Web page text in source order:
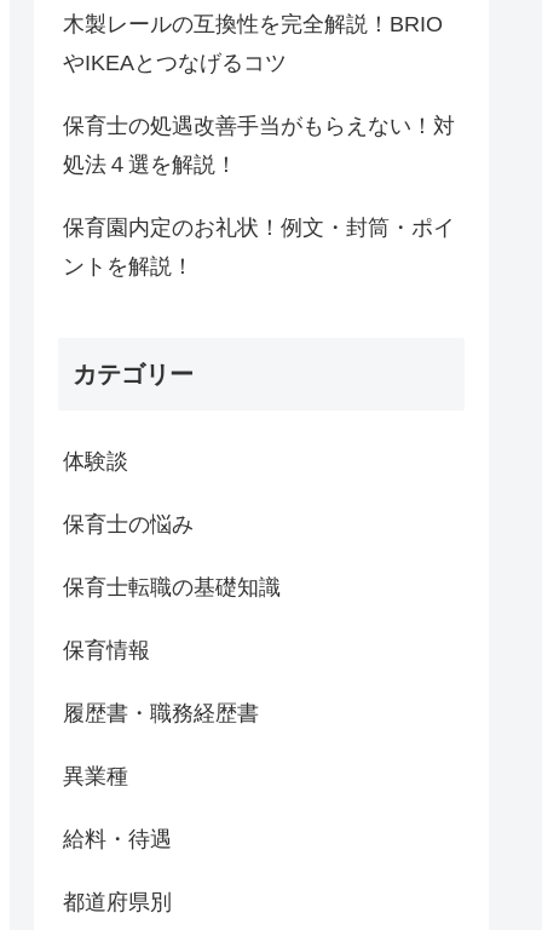
木製レールの互換性を完全解説！BRIO
やIKEAとつなげるコツ
保育士の処遇改善手当がもらえない！対
処法４選を解説！
保育園内定のお礼状！例文・封筒・ポイ
ントを解説！
カテゴリー
体験談
保育士の悩み
保育士転職の基礎知識
保育情報
履歴書・職務経歴書
異業種
給料・待遇
都道府県別